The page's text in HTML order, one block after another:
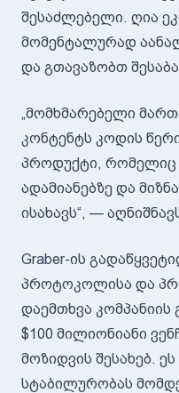
შესაძლებელი. ღია
მომენტალურად
და გთავაზობთ
„მომხმარებელი
კონტენტს კოდის
პროდუქტი, რომელიც
ადამიანებზე და
ისახავს“, —
Graber-ის
პროტოკოლისა და
დაემთხვა კომპანიის
$100 მილიონიანი
მოზიდვის შესახებ.
სტაბილურობას